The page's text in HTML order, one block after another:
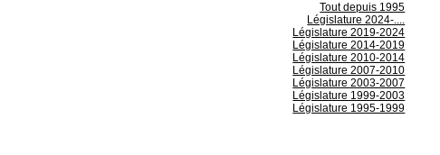
Tout depuis 1995
Législature 2024-....
Législature 2019-2024
Législature 2014-2019
Législature 2010-2014
Législature 2007-2010
Législature 2003-2007
Législature 1999-2003
Législature 1995-1999